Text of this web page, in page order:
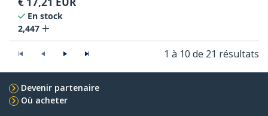
En stock
2,447
1 à 10 de 21 résultats
Devenir partenaire
Où acheter